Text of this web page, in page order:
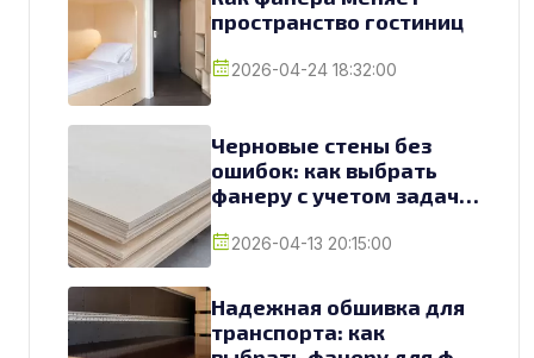
пространство гостиниц
2026-04-24 18:32:00
Черновые стены без
ошибок: как выбрать
фанеру с учетом задач и
2026-04-13 20:15:00
Надежная обшивка для
транспорта: как